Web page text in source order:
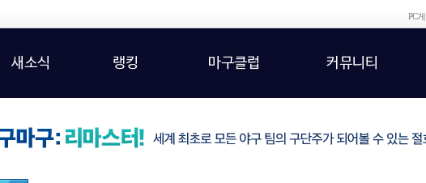
PC
새소식 랭킹 마구클럽 커뮤니티